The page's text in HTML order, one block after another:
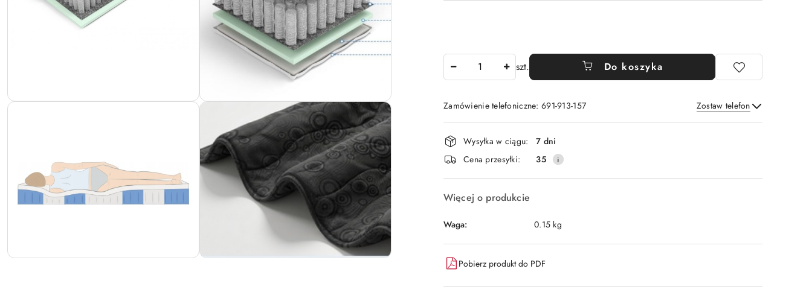
szt. Do koszyka
Zamówienie telefoniczne: 691-913-157 Zostaw telefon
Wyślij
Dostępność
i
dostawa
Wysyłka w ciągu:
7 dni
Cena przesyłki:
35
Więcej o produkcie
Waga: 0.15 kg
Pobierz produkt do PDF